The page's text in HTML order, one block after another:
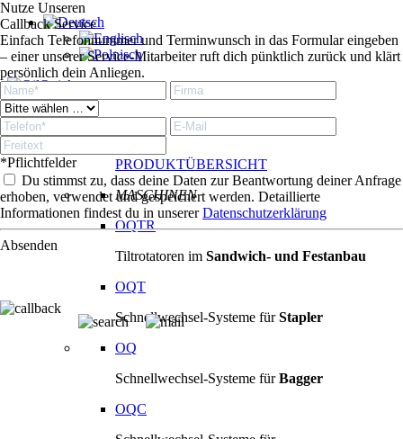
Produkte
PRODUKTÜBERSICHT
MASCHINEN
OQTR
Tiltrotatoren im Sandwich- und Festanbau
OQT
Schnellwechsel-Systeme fürStapler
OQ
Schnellwechsel-Systeme fürBagger
OQC
Nutze Unseren
Callback Service
Einfach Telefonnummer und Terminwunsch in das Formular eingeben
– einer unserer Service-Mitarbeiter ruft dich pünktlich zurück und klärt
persönlich dein Anliegen.
*Pflichtfelder
Du stimmst zu, dass deine Daten zur Beantwortung deiner Anfrage
erhoben, verwendet und gespeichert werden. Detaillierte
Informationen findest du in unsererDatenschutzerklärung
Absenden